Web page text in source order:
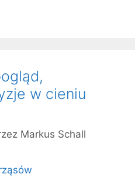
w cieniu
Markus Schall